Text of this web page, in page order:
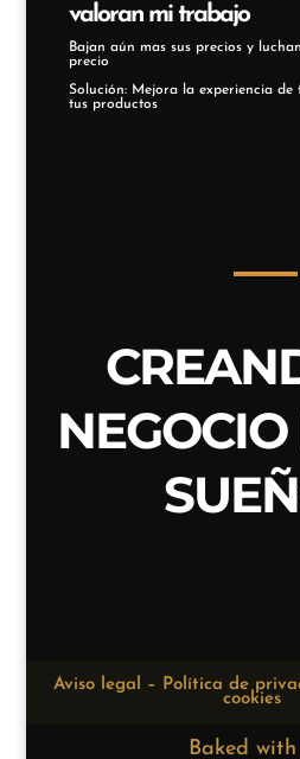
valoran mi trabajo
Bajan aún mas sus precios y
precio
Solución: Mejora la experiencia de
tus productos
Aviso legal – Política de
cookies
Baked